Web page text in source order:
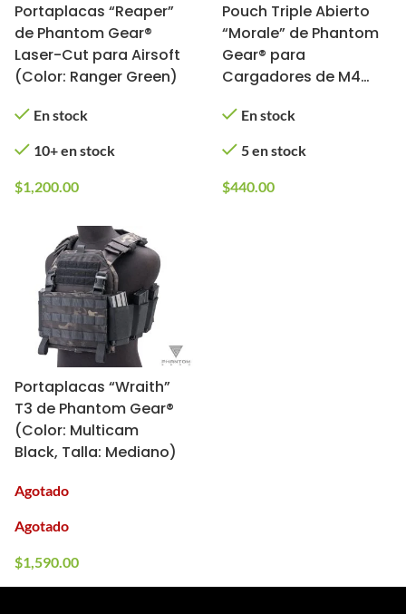
Portaplacas “Reaper”
de Phantom Gear®
Laser-Cut para Airsoft
(Color: Ranger Green)
En stock
10+ en stock
$1,200.00
Pouch Triple Abierto
“Morale” de Phantom
Gear® para
Cargadores de M4
En stock
5 en stock
$440.00
Portaplacas “Wraith”
T3 de Phantom Gear®
(Color: Multicam
Black, Talla: Mediano)
Agotado
Agotado
$1,590.00